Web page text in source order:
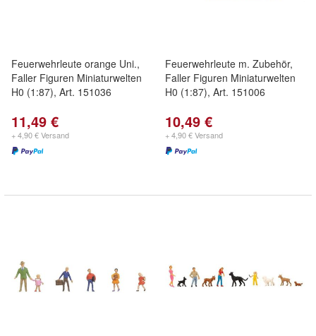
Feuerwehrleute orange Uni.,
Faller Figuren Miniaturwelten
H0 (1:87), Art. 151036
11,49 €
+ 4,90 € Versand
Feuerwehrleute m. Zubehör,
Faller Figuren Miniaturwelten
H0 (1:87), Art. 151006
10,49 €
+ 4,90 € Versand